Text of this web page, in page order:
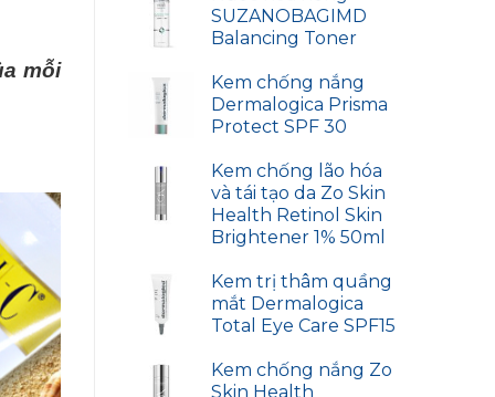
SUZANOBAGIMD
Balancing Toner
Kem chống nắng
Dermalogica Prisma
Protect SPF 30
Kem chống lão hóa
và tái tạo da Zo Skin
Health Retinol Skin
Brightener 1% 50ml
Kem trị thâm quầng
mắt Dermalogica
Total Eye Care SPF15
Kem chống nắng Zo
Skin Health
mỗi